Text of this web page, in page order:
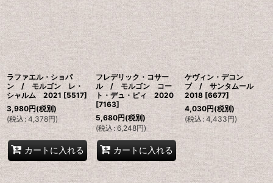
ラファエル・ショパ
ン / モルゴン レ・
シャルム 2021 [5517]
3,980円(税別)
(税込: 4,378円)
カートに入れる
フレデリック・コサー
ル / モルゴン コー
ト・デュ・ピィ 2020
[7163]
5,680円(税別)
(税込: 6,248円)
カートに入れる
ケヴィン・デコン
ブ / サンタムール
2018 [6677]
4,030円(税別)
(税込 : 4,433円)